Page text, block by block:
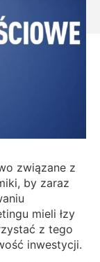
związane z
by zaraz
mieli łzy
z tego
inwestycji.